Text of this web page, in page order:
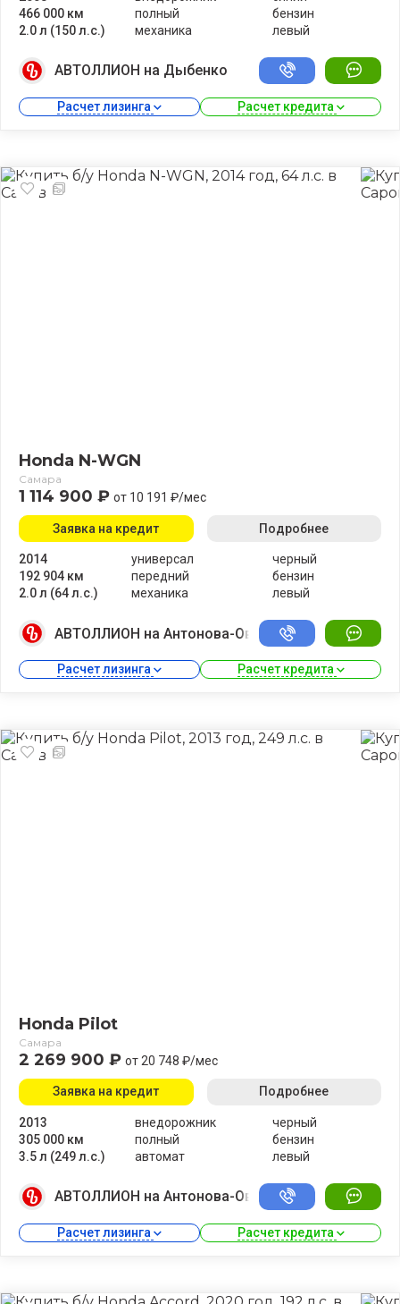
466 000 км
2.0 л (150 л.с.)
полный
механика
бензин
левый
АВТОЛЛИОН на Дыбенко
Расчет лизинга Расчет кредита
Honda N-WGN
Самара
1 114 900 ₽ от 10 191 ₽/мес
2014
192 904 км
2.0 л (64 л.с.)
универсал
передний
механика
черный
бензин
левый
Заявка на кредит Подробнее
АВТОЛЛИОН на Антонова-Овсеенко
Расчет лизинга Расчет кредита
Honda Pilot
Самара
2 269 900 ₽ от 20 748 ₽/мес
2013
305 000 км
3.5 л (249 л.с.)
внедорожник
полный
автомат
черный
бензин
левый
Заявка на кредит Подробнее
АВТОЛЛИОН на Антонова-Овсеенко
Расчет лизинга Расчет кредита